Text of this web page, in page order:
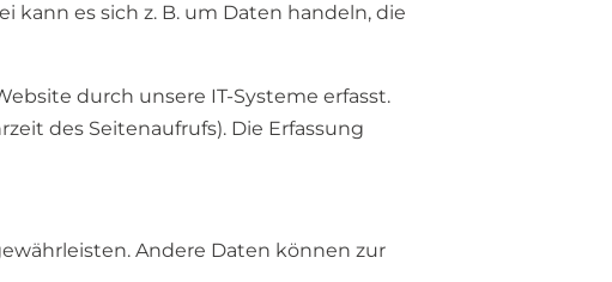
kann es sich z. B. um Daten handeln, die
durch unsere IT-Systeme erfasst.
des Seitenaufrufs). Die Erfassung
Andere Daten können zur